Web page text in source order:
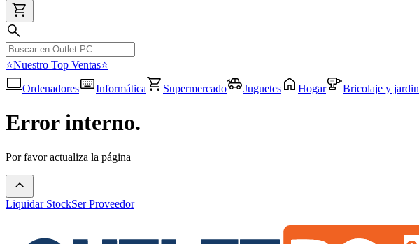
⭐Nuestro Top Ventas⭐
Ordenadores
Informática Supermercado Juguetes Hogar Bricolaje y jardin
Error interno.
Por favor actualiza la página
Liquidar StockSer Proveedor